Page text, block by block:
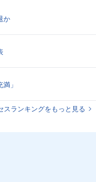
か
」
スランキングをもっと見る